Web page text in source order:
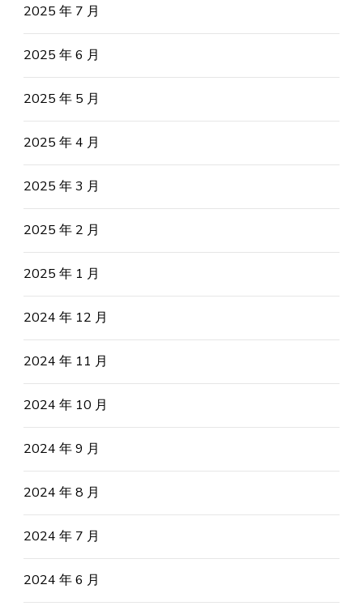
2025 年 7 月
2025 年 6 月
2025 年 5 月
2025 年 4 月
2025 年 3 月
2025 年 2 月
2025 年 1 月
2024 年 12 月
2024 年 11 月
2024 年 10 月
2024 年 9 月
2024 年 8 月
2024 年 7 月
2024 年 6 月